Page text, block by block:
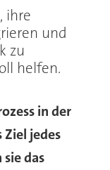
ihre
und
zu
helfen.
in der
Ziel jedes
das